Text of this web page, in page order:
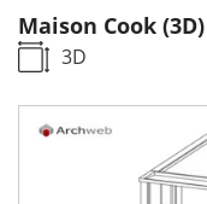
Maison Cook (3D)
3D